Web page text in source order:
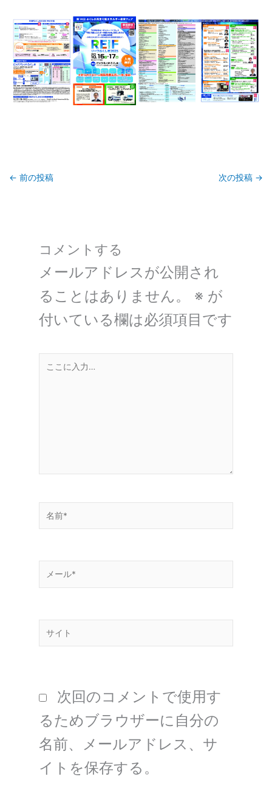
← 前の投稿 次の投稿 →
コメントする
メールアドレスが公開され
ることはありません。
※ が
付いている欄は必須項目です
こ
名
*
メ
ル
*
サ
次回のコメントで使用す
るためブラウザーに自分の
名前、メールアドレス、サ
イトを保存する。